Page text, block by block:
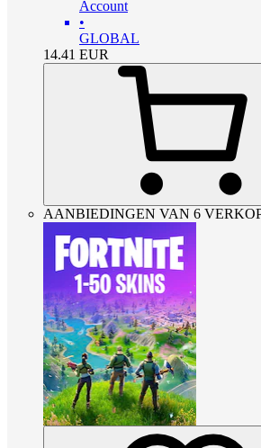
Account
•
GLOBAL
14.41 EUR
AANBIEDINGEN VAN 6